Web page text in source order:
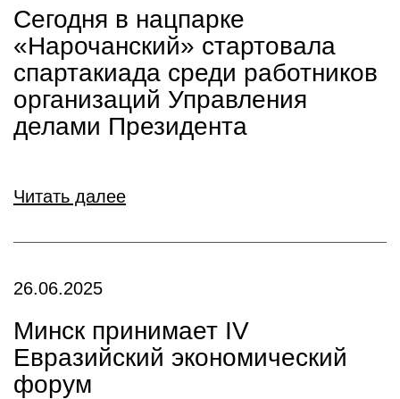
Сегодня в нацпарке
«Нарочанский» стартовала
спартакиада среди работников
организаций Управления
делами Президента
Читать далее
26.06.2025
Минск принимает IV
Евразийский экономический
форум